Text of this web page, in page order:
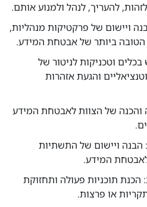
להעריך, לנהל ולמנוע אותם.
ויישום של פרקטיקות מנהליות,
הטובה ביותר של אבטחת המידע.
וטכניקות לניטור של
והגעת אזהרות
של הצוות לאבטחת המידע
הבנה ויישום של התשתיות
המידע.
תוכניות פעולה ותחזוקת
או פרצות.